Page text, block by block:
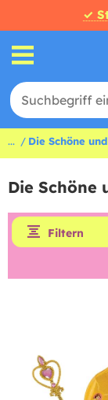
✓
... Die Schöne
Die Schöne
Filtern